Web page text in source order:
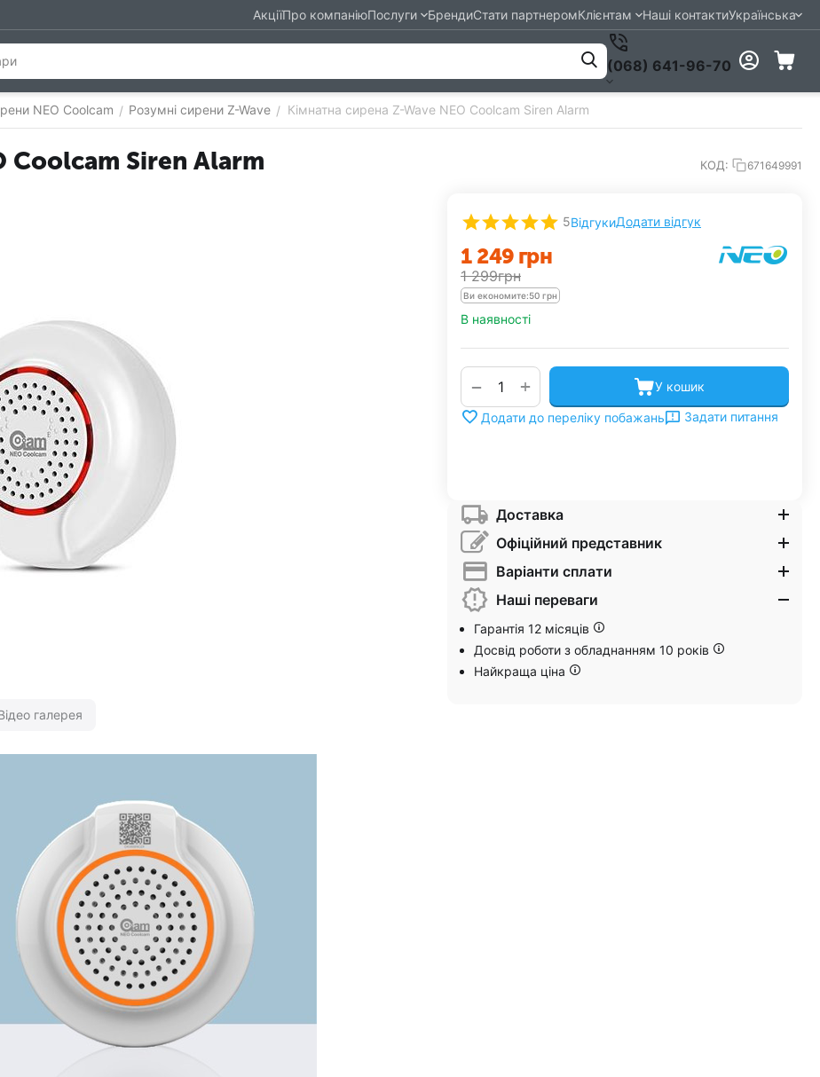
АкціїПро компаніюПослуги БрендиСтати партнеромКлієнтам Наші контактиУкраїнська
(068) 641-96-70
NEO Coolcam / Розумні сирени Z-Wave / Кімнатна сирена Z-Wave NEO Coolcam Siren Alarm
Coolcam Siren Alarm КОД: 671649991
5ВідгукиДодати відгук
1 249 грн
1 299грн
Ви економите:50 грн
В наявності
+
− У кошик
Додати до переліку побажань Задати питання
Доставка
Офіційний представник
Варіанти сплати
Наші переваги
Гарантія 12 місяців
Досвід роботи з обладнанням 10 років
Найкраща ціна
галерея